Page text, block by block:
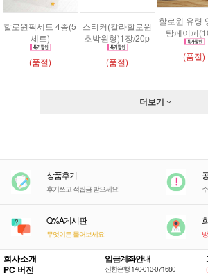
할로윈픽세트 4종(5
세트)
(품절)
스티커(칼라할로윈
호박원형)1장/20p
(품절)
할로윈 유령
탕페이퍼
(품절)
더보기
상품후기
후기쓰고 적립금 받으세요!
Q%A게시판
무엇이든 물어보세요!
회사소개
PC 버전
입금계좌안내
신한은행 140-013-071680